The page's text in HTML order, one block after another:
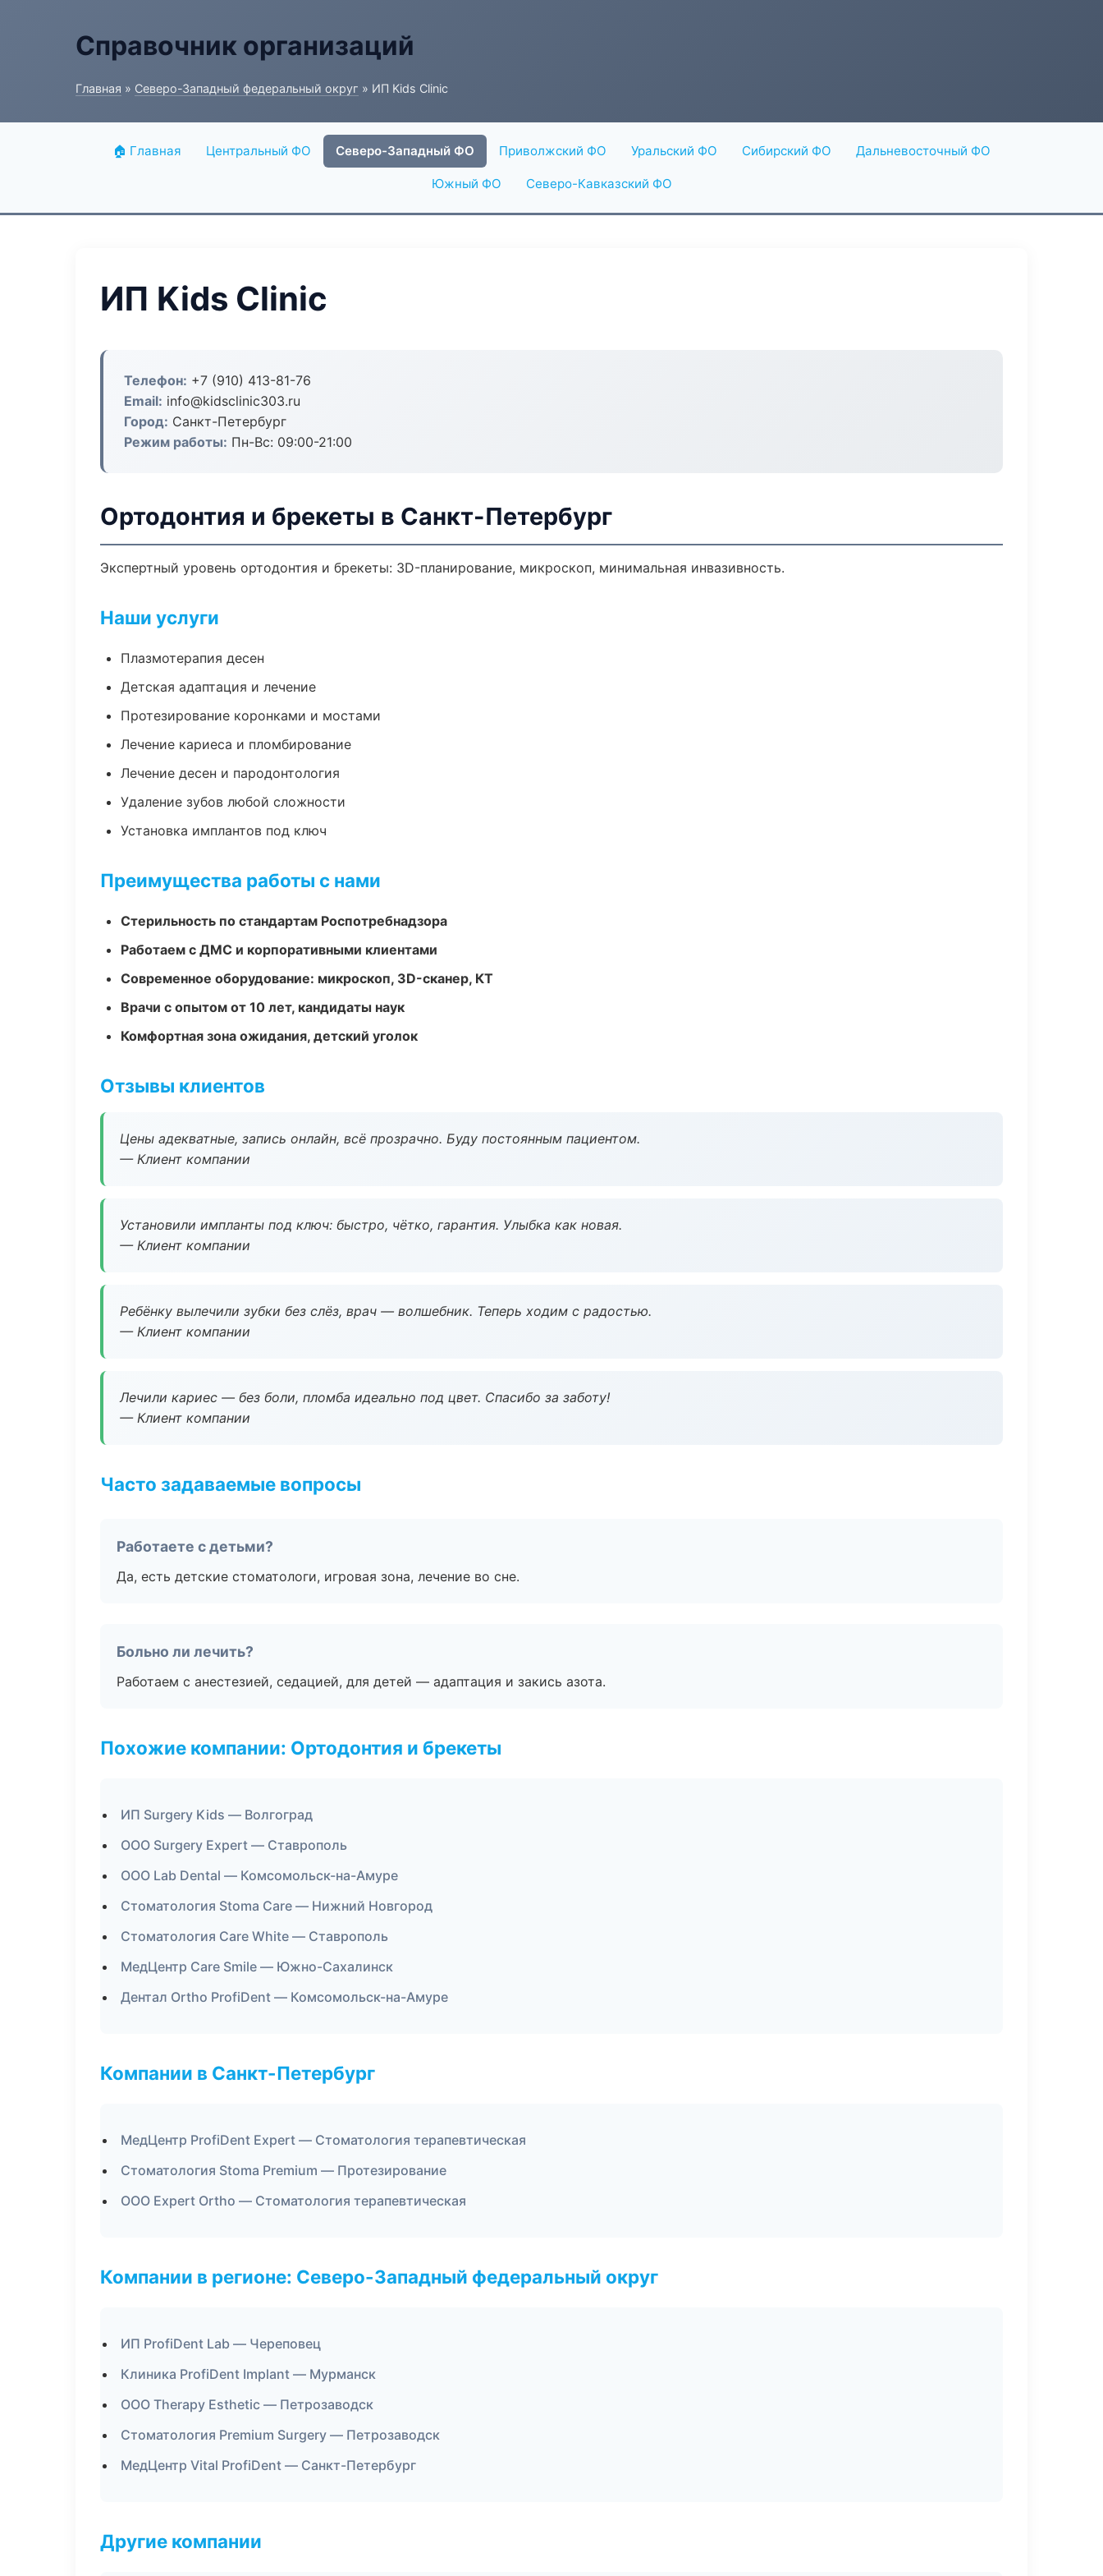
Справочник организаций
Главная » Северо-Западный федеральный округ » ИП Kids Clinic
🏠 Главная Центральный ФО Северо-Западный ФО Приволжский ФО Уральский ФО Сибирский ФО Дальневосточный ФО
Южный ФО Северо-Кавказский ФО
ИП Kids Clinic
Телефон: +7 (910) 413-81-76
Email: info@kidsclinic303.ru
Город: Санкт-Петербург
Режим работы: Пн-Вс: 09:00-21:00
Ортодонтия и брекеты в Санкт-Петербург
Экспертный уровень ортодонтия и брекеты: 3D-планирование, микроскоп, минимальная инвазивность.
Наши услуги
Плазмотерапия десен
Детская адаптация и лечение
Протезирование коронками и мостами
Лечение кариеса и пломбирование
Лечение десен и пародонтология
Удаление зубов любой сложности
Установка имплантов под ключ
Преимущества работы с нами
Стерильность по стандартам Роспотребнадзора
Работаем с ДМС и корпоративными клиентами
Современное оборудование: микроскоп, 3D-сканер, КТ
Врачи с опытом от 10 лет, кандидаты наук
Комфортная зона ожидания, детский уголок
Отзывы клиентов
Цены адекватные, запись онлайн, всё прозрачно. Буду постоянным пациентом.
— Клиент компании
Установили импланты под ключ: быстро, чётко, гарантия. Улыбка как новая.
— Клиент компании
Ребёнку вылечили зубки без слёз, врач — волшебник. Теперь ходим с радостью.
— Клиент компании
Лечили кариес — без боли, пломба идеально под цвет. Спасибо за заботу!
— Клиент компании
Часто задаваемые вопросы
Работаете с детьми?
Да, есть детские стоматологи, игровая зона, лечение во сне.
Больно ли лечить?
Работаем с анестезией, седацией, для детей — адаптация и закись азота.
Похожие компании: Ортодонтия и брекеты
ИП Surgery Kids — Волгоград
ООО Surgery Expert — Ставрополь
ООО Lab Dental — Комсомольск-на-Амуре
Стоматология Stoma Care — Нижний Новгород
Стоматология Care White — Ставрополь
МедЦентр Care Smile — Южно-Сахалинск
Дентал Ortho ProfiDent — Комсомольск-на-Амуре
Компании в Санкт-Петербург
МедЦентр ProfiDent Expert — Стоматология терапевтическая
Стоматология Stoma Premium — Протезирование
ООО Expert Ortho — Стоматология терапевтическая
Компании в регионе: Северо-Западный федеральный округ
ИП ProfiDent Lab — Череповец
Клиника ProfiDent Implant — Мурманск
ООО Therapy Esthetic — Петрозаводск
Стоматология Premium Surgery — Петрозаводск
МедЦентр Vital ProfiDent — Санкт-Петербург
Другие компании